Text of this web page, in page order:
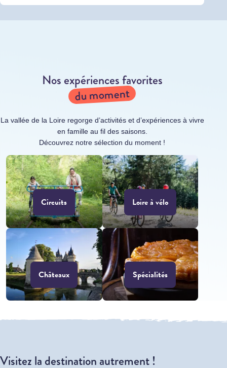
Nos expériences favorites
du moment
La vallée de la Loire regorge d’activités et d’expériences à vivre
en famille au fil des saisons.
Découvrez notre sélection du moment !
Circuits Loire à vélo
Châteaux Spécialités
Visitez la destination autrement !